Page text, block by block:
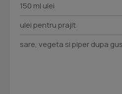
150 ml ulei
ulei pentru prajit
sare, vegeta si piper dupa